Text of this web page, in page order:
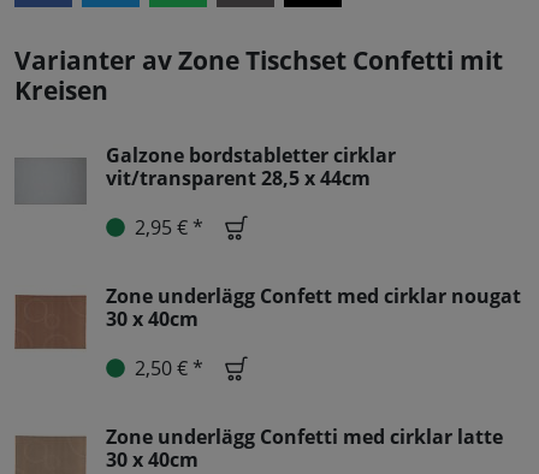
Varianter av Zone Tischset Confetti mit
Kreisen
Galzone bordstabletter cirklar
vit/transparent 28,5 x 44cm
2,95 € *
Zone underlägg Confett med cirklar nougat
30 x 40cm
2,50 € *
Zone underlägg Confetti med cirklar latte
30 x 40cm